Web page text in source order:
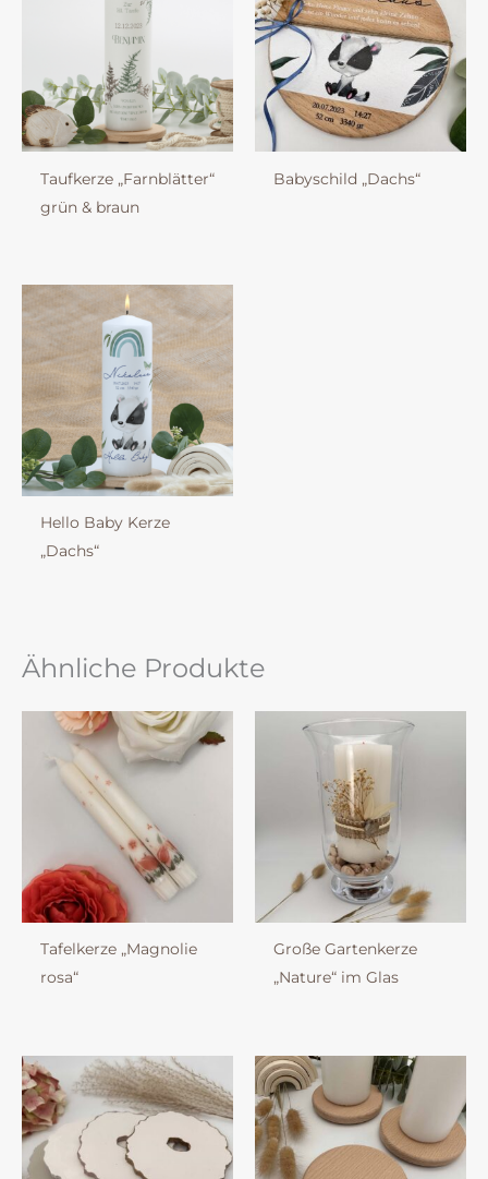
Taufkerze „Farnblätter“
grün & braun
Babyschild „Dachs“
Hello Baby Kerze
„Dachs“
Ähnliche Produkte
Tafelkerze „Magnolie
rosa“
Große Gartenkerze
„Nature“ im Glas